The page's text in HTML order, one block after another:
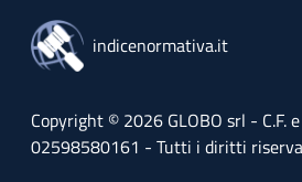
indicenormativa.it
Copyright © 2026 GLOBO srl - C.F.
02598580161 - Tutti i diritti